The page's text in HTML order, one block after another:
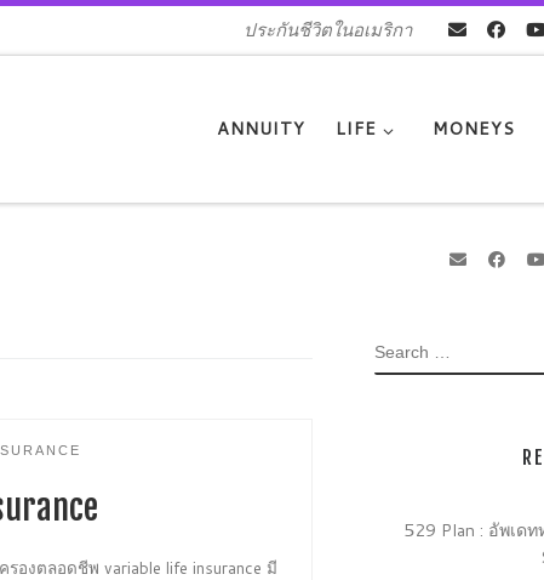
ประกันชีวิตในอเมริกา
ANNUITY LIFE MONEYS
องตลอดชีพ variable life insurance มี
529 Plan : อัพเด